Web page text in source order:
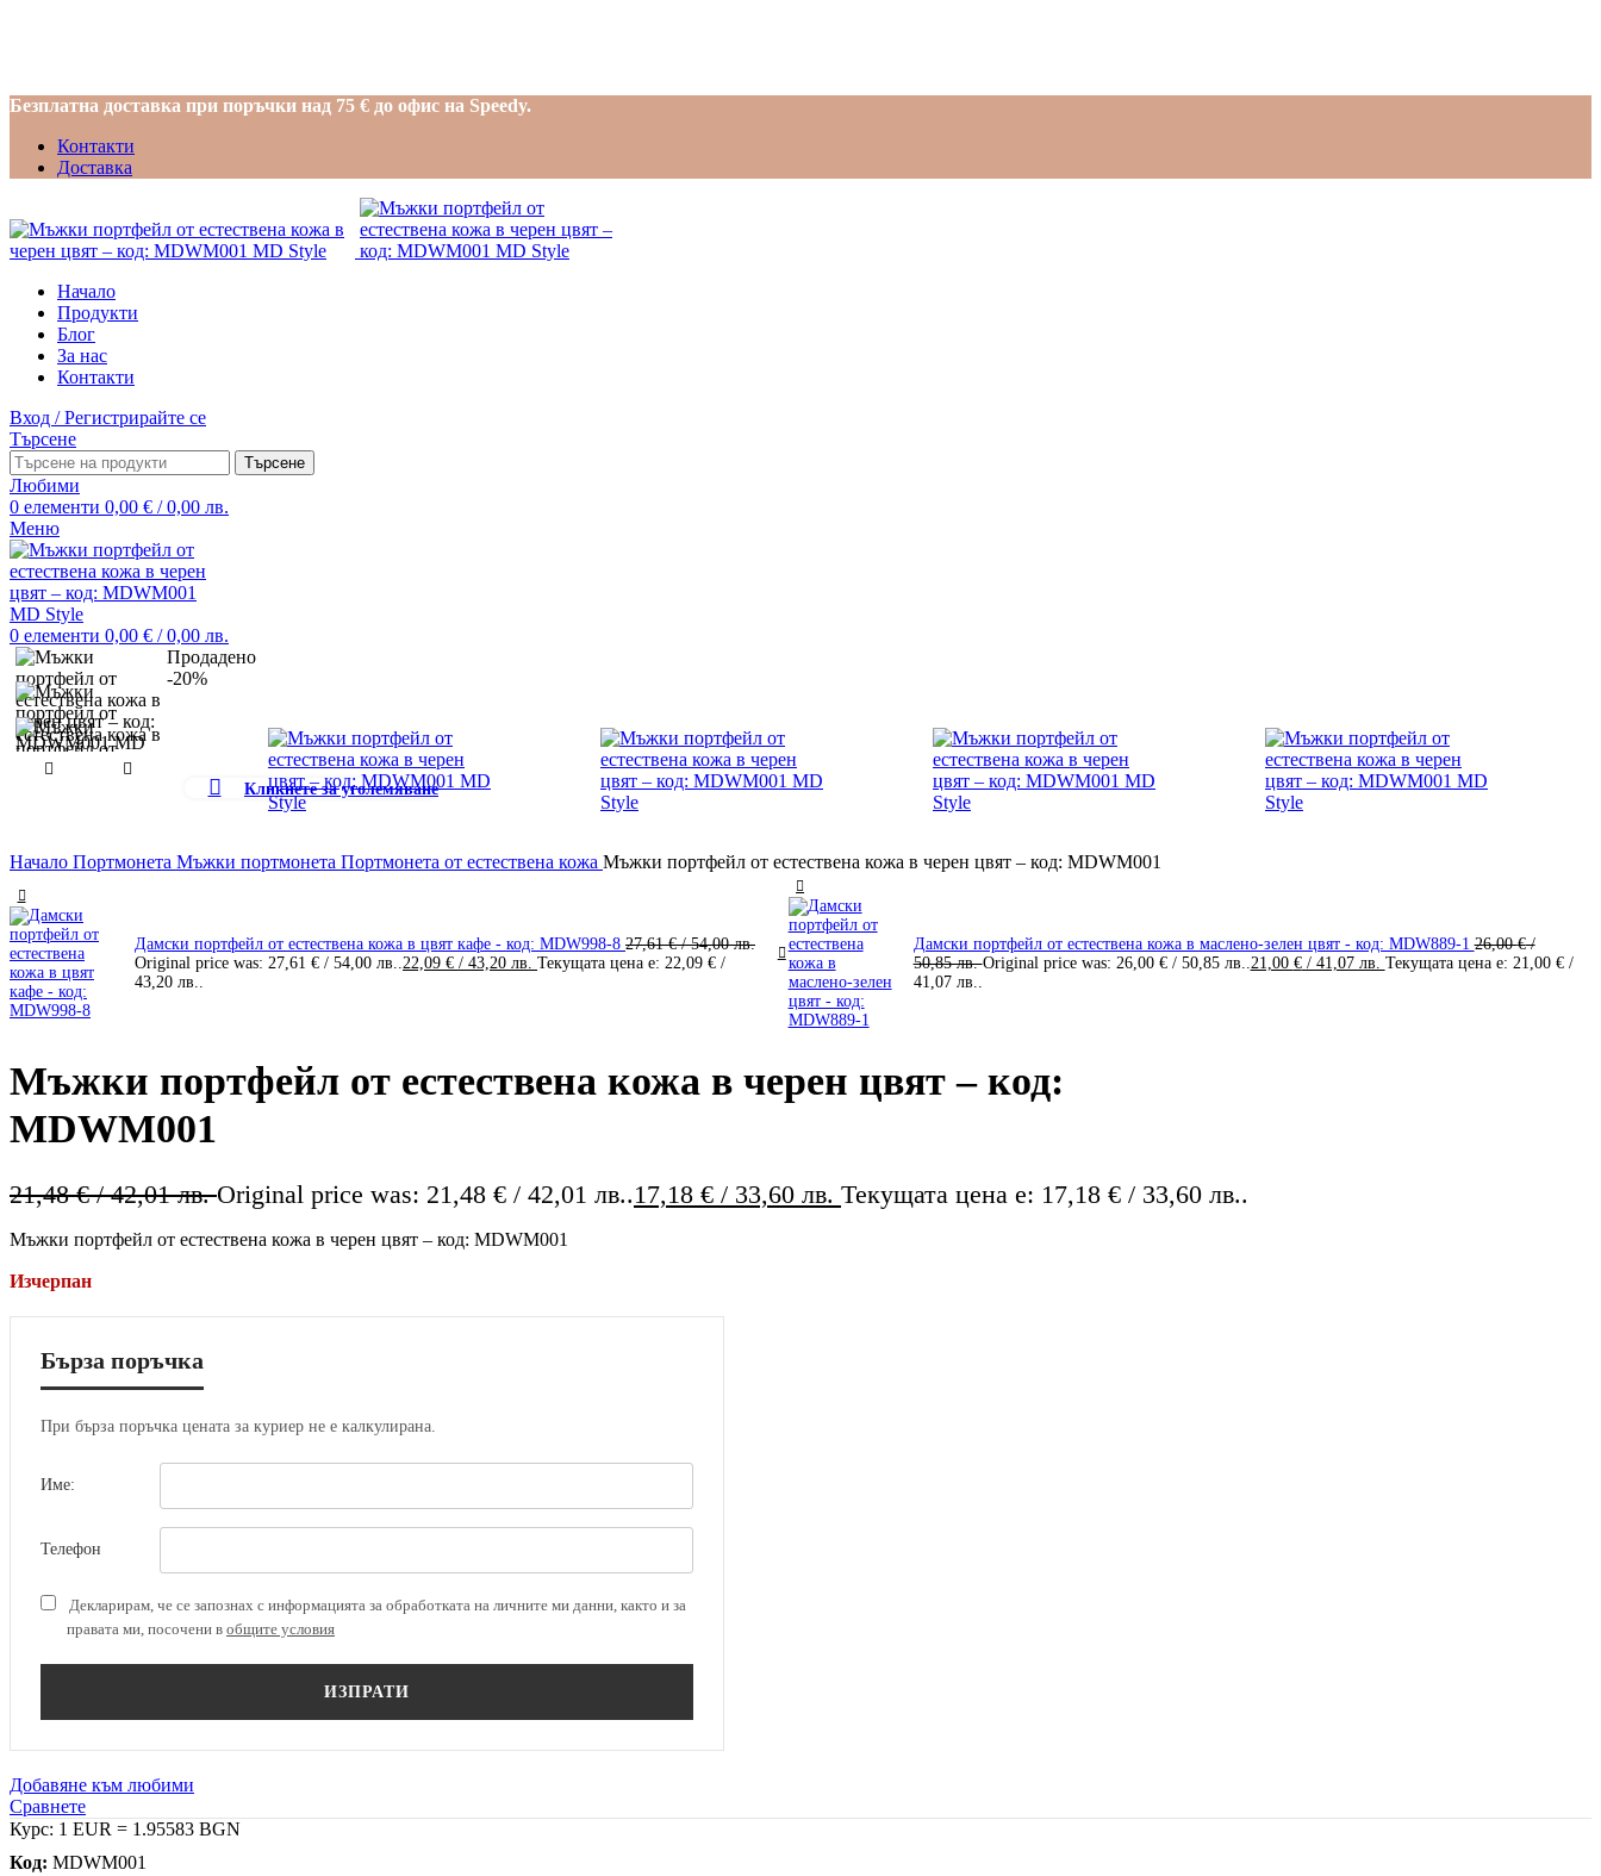
Безплатна доставка при поръчки над 75 € до офис на Speedy.
Контакти
Доставка
Начало
Продукти
Блог
За нас
Контакти
Вход / Регистрирайте се
Търсене
Търсене
Любими
0 елементи 0,00 € / 0,00 лв.
Меню
0 елементи 0,00 € / 0,00 лв.
Продадено
-20%
Кликнете за уголемяване
Начало Портмонета Мъжки портмонета Портмонета от естествена кожа Мъжки портфейл от естествена кожа в черен цвят – код: MDWM001
Дамски портфейл от естествена кожа в цвят кафе - код: MDW998-8 27,61€/ 54,00 лв.
Original price was: 27,61 € / 54,00 лв..22,09 € / 43,20 лв. Текущата цена е: 22,09 € /
43,20 лв..
Дамски портфейл от естествена кожа в маслено-зелен цвят - код: MDW889-126,00€/
50,85 лв.Original price was: 26,00 € / 50,85 лв..21,00 €/ 41,07 лв. Текущата цена е: 21,00 € /
41,07 лв..
Мъжки портфейл от естествена кожа в черен цвят – код:
MDWM001
21,48€/ 42,01 лв.Original price was: 21,48 € / 42,01 лв..17,18 € / 33,60 лв. Текущата цена е: 17,18 € / 33,60 лв..
Мъжки портфейл от естествена кожа в черен цвят – код: MDWM001
Изчерпан
Бърза поръчка
При бърза поръчка цената за куриер не е калкулирана.
Име:
Телефон
Декларирам, че се запознах с информацията за обработката на личните ми данни, както и за
правата ми, посочени в общите условия
ИЗПРАТИ
Добавяне към любими
Сравнете
Курс: 1 EUR = 1.95583 BGN
Код: MDWM001